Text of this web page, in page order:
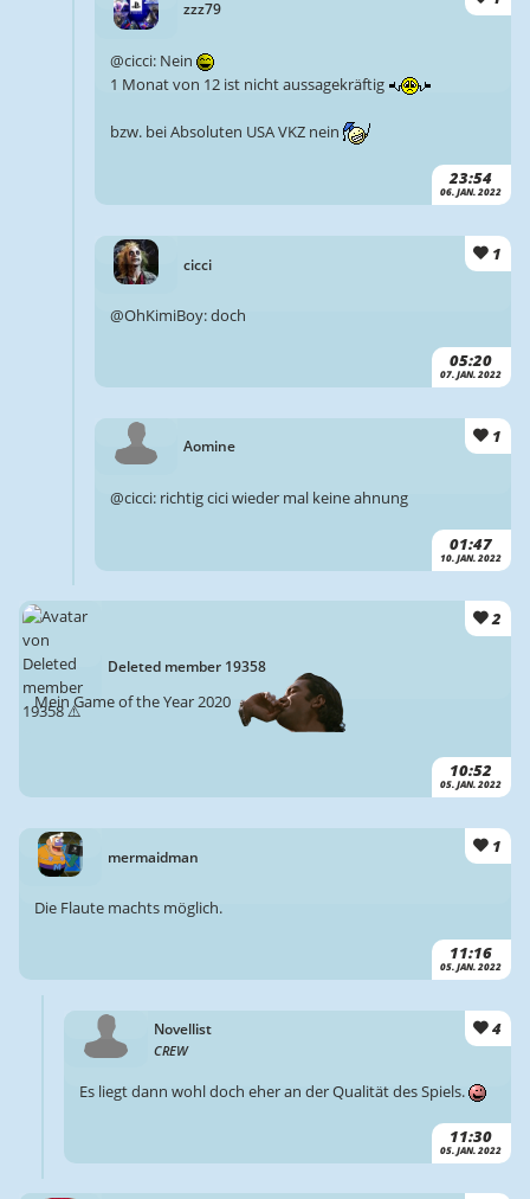
zzz79
23:54
06. JAN. 2022
@cicci: Nein
1 Monat von 12 ist nicht aussagekräftig
bzw. bei Absoluten USA VKZ nein
cicci
1
05:20
07. JAN. 2022
@OhKimiBoy: doch
Aomine 1
01:47
10. JAN. 2022
@cicci: richtig cici wieder mal keine ahnung
Deleted member 19358
2
10:52
05. JAN. 2022
Mein Game of the Year 2020
mermaidman
1
11:16
05. JAN. 2022
Die Flaute machts möglich.
Novellist
CREW
4
11:30
05. JAN. 2022
Es liegt dann wohl doch eher an der Qualität des Spiels.